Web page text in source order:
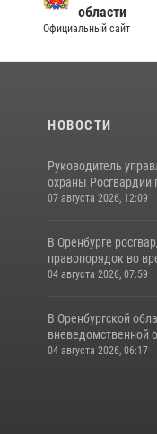
области
Официальный сайт
НОВОСТИ
Руководитель
охраны Росгвардии
07 августа 2026, 12:09
В Оренбурге
правопорядок во
04 августа 2026, 07:59
В Оренбургской
вневедомственной
04 августа 2026, 06:17